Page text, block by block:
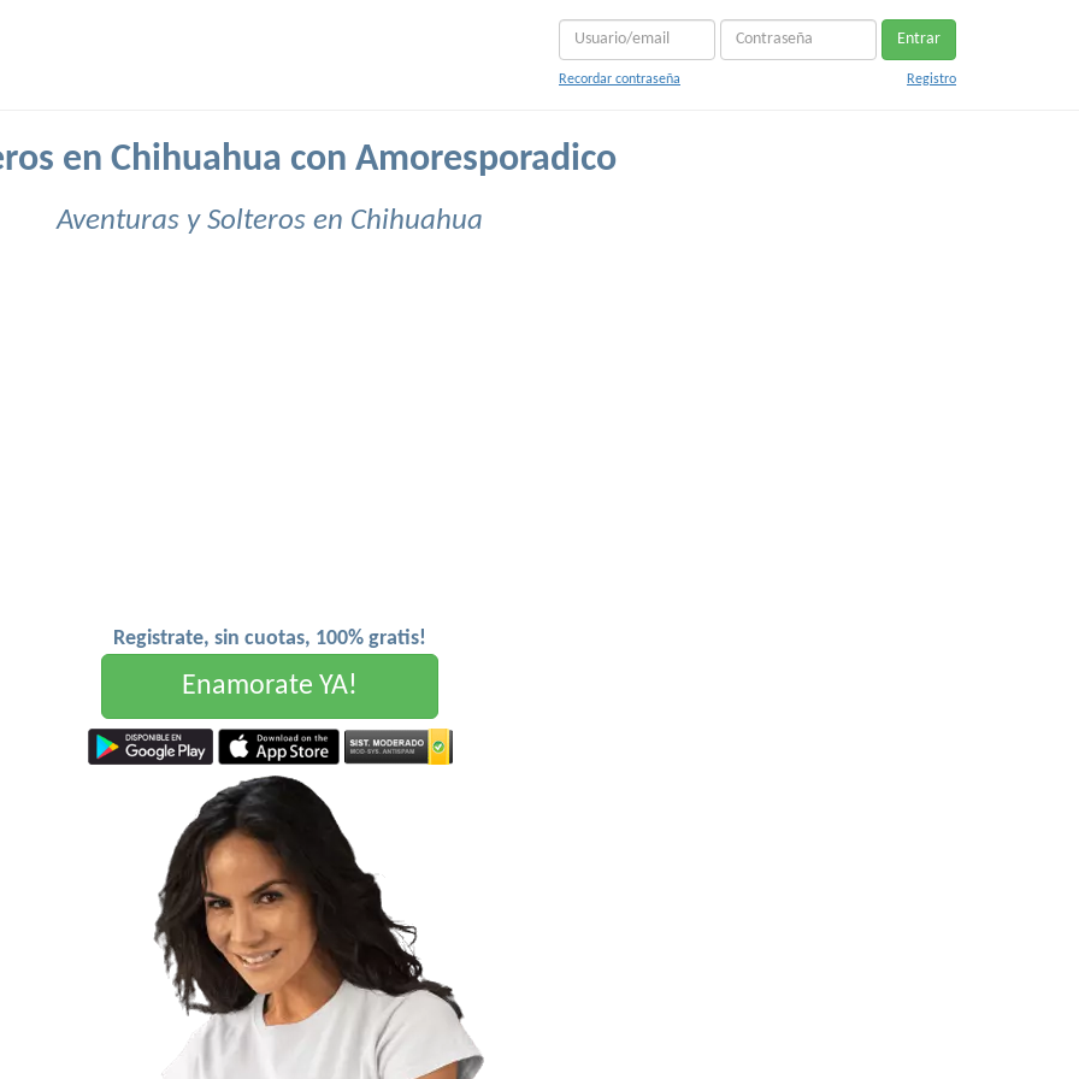
Entrar
Recordar contraseña Registro
en Chihuahua con Amoresporadico
Aventuras y Solteros en Chihuahua
Registrate, sin cuotas, 100% gratis!
Enamorate YA!